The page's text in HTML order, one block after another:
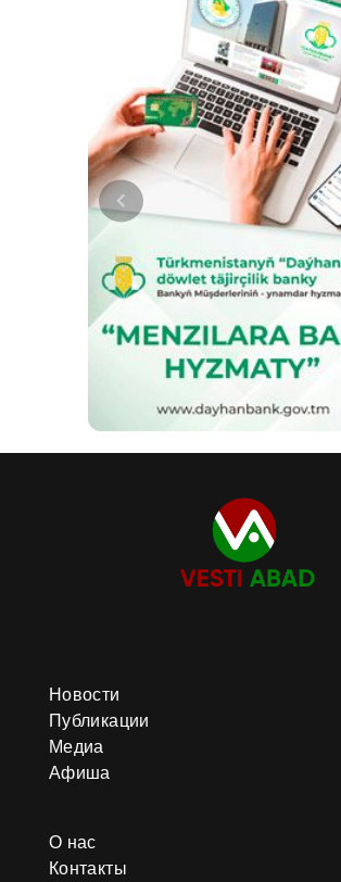
Новости
Публикации
Медиа
Афиша
О нас
Контакты